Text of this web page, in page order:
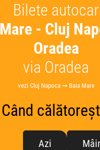
Bilete autocar
- Cluj
Oradea
via Oradea
vezi Cluj Napoca ➞ Baia Mare
Când
Azi